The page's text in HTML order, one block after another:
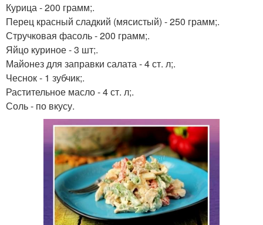
Курица - 200 грамм;.
Перец красный сладкий (мясистый) - 250 грамм;.
Стручковая фасоль - 200 грамм;.
Яйцо куриное - 3 шт;.
Майонез для заправки салата - 4 ст. л;.
Чеснок - 1 зубчик;.
Растительное масло - 4 ст. л;.
Соль - по вкусу.